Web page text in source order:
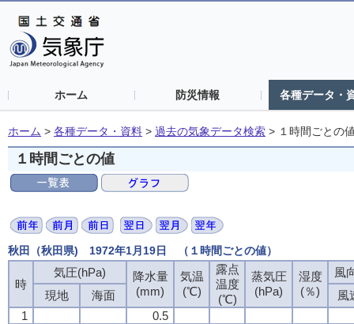
ホーム 防災情報 各種データ・
ホーム > 各種データ・資料 > 過去の気象データ検索 > １時間ごとの
１時間ごとの値
秋田（秋田県) 1972年1月19日 （１時間ごとの値）
時
気圧(hPa)
降水量
(mm)
気温
(℃)
露点
温度
(℃)
蒸気圧
(hPa)
湿度
(％)
風
現地
海面
風
1
0.5
時
気圧(hPa)
降水量
(mm)
気温
(℃)
露点
温度
(℃)
蒸気圧
(hPa)
湿度
(％)
風
現地
海面
風
1
0.5
時
気圧(hPa)
降水量
(mm)
気温
(℃)
露点
温度
(℃)
蒸気圧
(hPa)
湿度
(％)
風
現地
海面
風
1
0.5
時
気圧(hPa)
降水量
(mm)
気温
(℃)
露点
温度
(℃)
蒸気圧
(hPa)
湿度
(％)
風
現地
海面
風
1
0.5